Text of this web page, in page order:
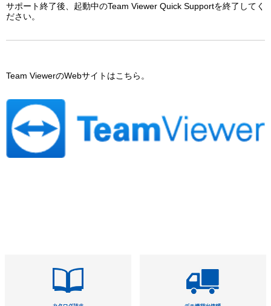
サポート終了後、起動中のTeam Viewer Quick Supportを終了してく
ださい。
Team ViewerのWebサイトはこちら。